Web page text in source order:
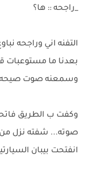
_راجحه :: ها؟
التفنه اني وراجحه
بعدنا ما مستوعبات
وسمعنه صوت
وكفت ب الطريق
صوته... شفته نزل من
انفتحت بيبان